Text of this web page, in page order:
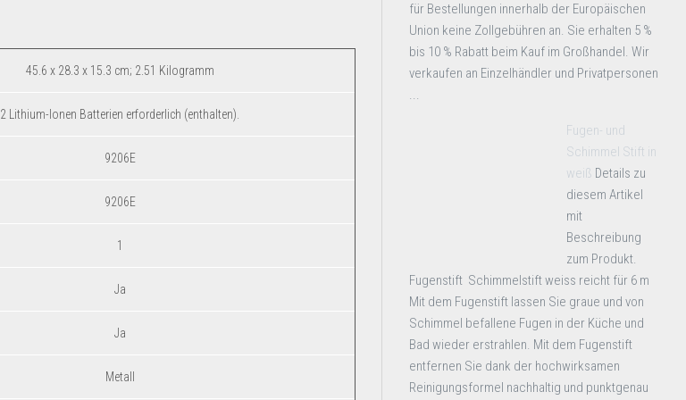
‎45.6 x 28.3 x 15.3 cm; 2.51 Kilogramm
‎2 Lithium-Ionen Batterien erforderlich (enthalten).
‎9206E
‎9206E
‎1
‎Ja
‎Ja
‎Metall
für Bestellungen innerhalb der Europäischen
Union keine Zollgebühren an. Sie erhalten 5 %
bis 10 % Rabatt beim Kauf im Großhandel. Wir
verkaufen an Einzelhändler und Privatpersonen
...
Fugen- und
Schimmel Stift in
weiß Details zu
diesem Artikel
mit
Beschreibung
zum Produkt.
Fugenstift Schimmelstift weiss reicht für 6 m
Mit dem Fugenstift lassen Sie graue und von
Schimmel befallene Fugen in der Küche und
Bad wieder erstrahlen. Mit dem Fugenstift
entfernen Sie dank der hochwirksamen
Reinigungsformel nachhaltig und punktgenau